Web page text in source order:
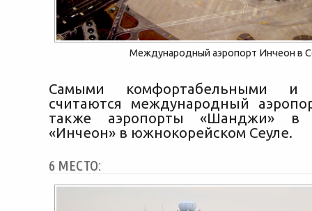
Международный аэропорт Инчеон в
Самыми комфортабельными и
считаются международный
также аэропорты «Шанджи» в
«Инчеон» в южнокорейском Сеуле.
6 МЕСТО: